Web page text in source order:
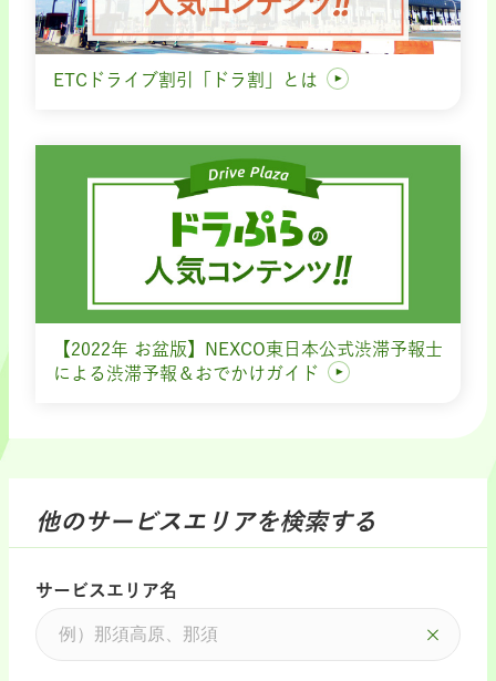
ETCドライブ割引「ドラ割」とは
【2022年 お盆版】NEXCO東日本公式渋滞予報士
による渋滞予報＆おでかけガイド
他のサービスエリアを検索する
サービスエリア名